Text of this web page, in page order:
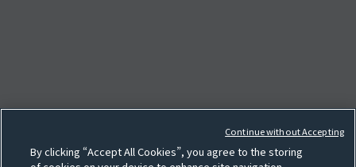
クッキー設定
サイトマップ
By clicking “Accept All Cookies”, you agree to the storing
Continue without Accepting